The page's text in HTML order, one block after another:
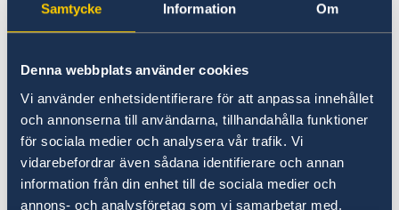
Samtycke Information Om
Denna webbplats använder cookies
Vi använder enhetsidentifierare för att anpassa innehållet
och annonserna till användarna, tillhandahålla funktioner
för sociala medier och analysera vår trafik. Vi
vidarebefordrar även sådana identifierare och annan
information från din enhet till de sociala medier och
annons- och analysföretag som vi samarbetar med.
Ambassaden är stängd under följande
helgdagar 2026
1 januari
Nyårsdagen
16 februari
Karneval
17 februari